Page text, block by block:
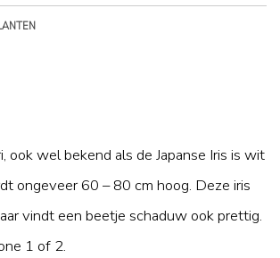
ook wel bekend als de Japanse Iris is wit
ongeveer 60 – 80 cm hoog. Deze iris
vindt een beetje schaduw ook prettig.
1 of 2.